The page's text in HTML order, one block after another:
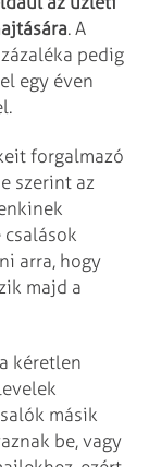
. A
pedig
egy éven
forgalmazó
szerint az
arra, hogy
majd a
kéretlen
másik
be, vagy